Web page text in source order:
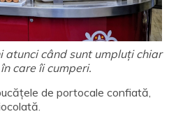
atunci când sunt umpluți chiar
care îi cumperi.
de portocale confiată,